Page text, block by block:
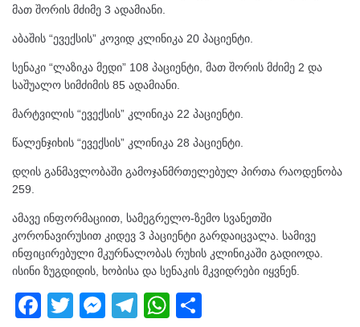
მათ შორის მძიმე 3 ადამიანი.
აბაშის “ევექსის” კოვიდ კლინიკა 20 პაციენტი.
სენაკი “ლაზიკა მედი” 108 პაციენტი, მათ შორის მძიმე 2 და
საშუალო სიმძიმის 85 ადამიანი.
მარტვილის “ევექსის” კლინიკა 22 პაციენტი.
წალენჯიხის “ევექსის” კლინიკა 28 პაციენტი.
დღის განმავლობაში გამოჯანმრთელებულ პირთა რაოდენობა
259.
ამავე ინფორმაციით, სამეგრელო-ზემო სვანეთში
კორონავირუსით კიდევ 3 პაციენტი გარდაიცვალა. სამივე
ინფიცირებული მკურნალობას რუხის კლინიკაში გადიოდა.
ისინი ზუგდიდის, ხობისა და სენაკის მკვიდრები იყვნენ.
F
T
M
T
W